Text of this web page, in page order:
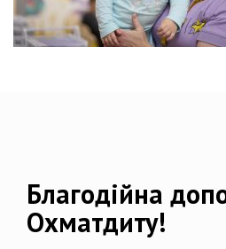
Благодійна
Охматдиту!